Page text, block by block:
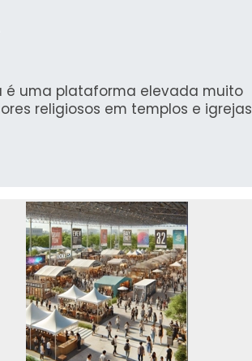
é uma plataforma elevada muito
religiosos em templos e igrejas